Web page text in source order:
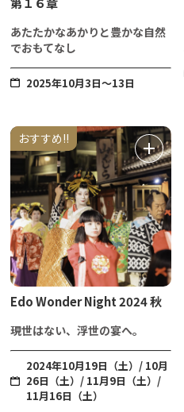
あたたかなあかりと豊かな自然
でおもてなし
2025年10月3日～13日
おすすめ!!
Edo Wonder Night 2024 秋
現世はない、浮世の宴へ。
2024年10月19日（土）/ 10月
26日（土）/ 11月9日（土）/
11月16日（土）